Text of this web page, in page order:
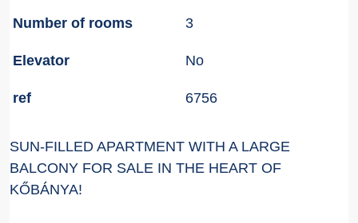
Number of rooms 3
Elevator No
ref 6756
SUN-FILLED APARTMENT WITH A LARGE
BALCONY FOR SALE IN THE HEART OF
KŐBÁNYA!